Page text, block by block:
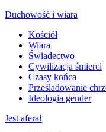
Duchowość i wiara
Kościół
Wiara
Świadectwo
Cywilizacja śmierci
Czasy końca
Prześladowanie
Ideologia gender
Jest afera!